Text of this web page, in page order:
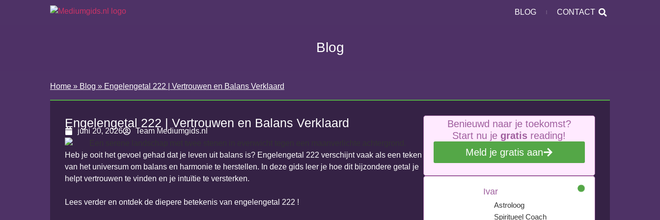
BLOG CONTACT
Blog
Home » Blog » Engelengetal 222 | Vertrouwen en Balans Verklaard
Engelengetal 222 | Vertrouwen en Balans Verklaard
juni 20, 2026 Team Mediumgids.nl
Heb je ooit het gevoel gehad dat je leven uit balans is? Engelengetal 222 verschijnt vaak als een teken
van het universum om balans en harmonie te herstellen. In deze gids leer je hoe dit bijzondere getal je
helpt vertrouwen te vinden en je intuïtie te versterken.
Lees verder en ontdek de diepere betekenis van engelengetal 222 !
Benieuwd naar je toekomst?
Start nu je gratis reading!
Meld je gratis aan
Ivar
Astroloog
Spiritueel Coach